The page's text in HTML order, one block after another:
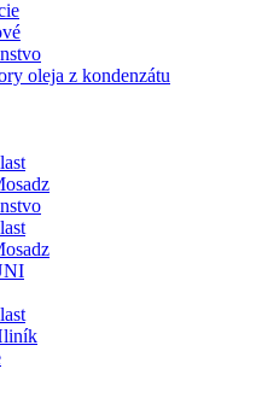
oleja z kondenzátu